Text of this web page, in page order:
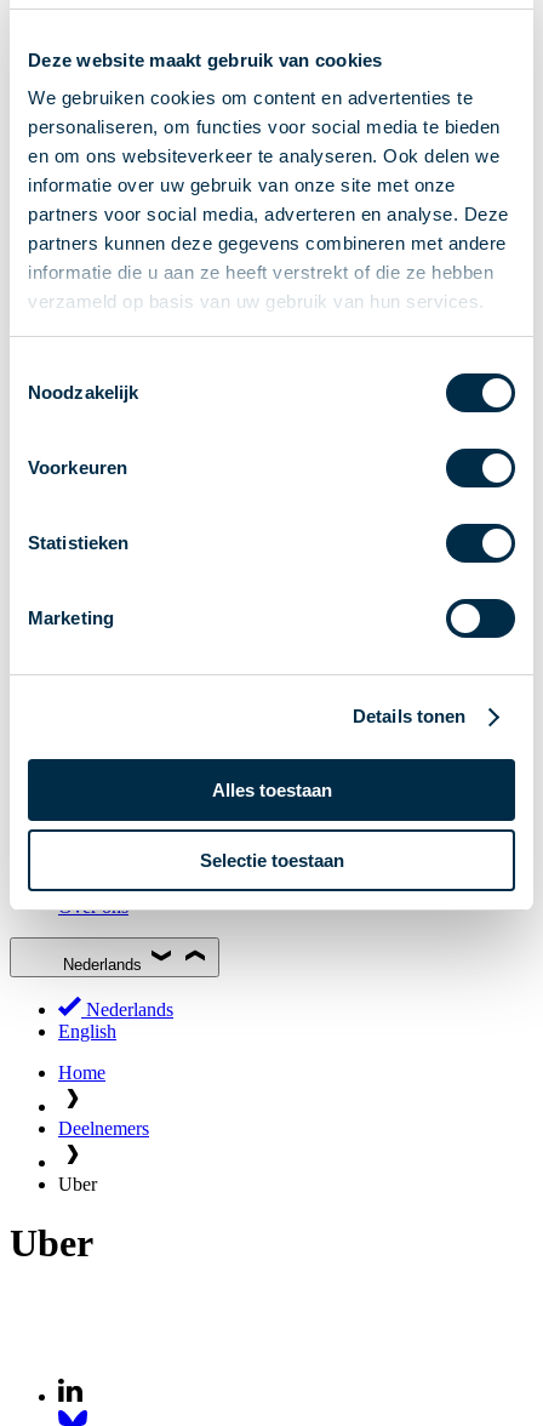
Deze website maakt gebruik van cookies
We gebruiken cookies om content en advertenties te
personaliseren, om functies voor social media te bieden
en om ons websiteverkeer te analyseren. Ook delen we
informatie over uw gebruik van onze site met onze
partners voor social media, adverteren en analyse. Deze
partners kunnen deze gegevens combineren met andere
informatie die u aan ze heeft verstrekt of die ze hebben
verzameld op basis van uw gebruik van hun services.
Noodzakelijk
Voorkeuren
Statistieken
Marketing
Details tonen
Alles toestaan
Selectie toestaan
Onderling betalen
Overboeken
Bijzondere rekeningen en diensten
Standaarden in het betalingsverkeer
Feiten & Cijfers
Actueel
Betaaljournaal
Roadmap
Vereniging
Partners en stakeholders
Deelnemers in het betalingsverkeer
Begrippenlijst
Over ons
Nederlands
Nederlands
English
Home
Deelnemers
Uber
Uber